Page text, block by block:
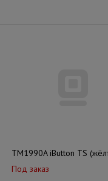
TM1990A iButton TS
Под заказ